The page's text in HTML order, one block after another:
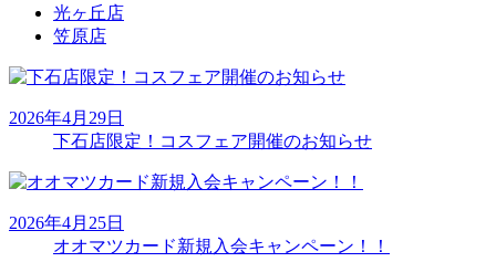
光ヶ丘店
笠原店
2026年4月29日
下石店限定！コスフェア開催のお知らせ
2026年4月25日
オオマツカード新規入会キャンペーン！！